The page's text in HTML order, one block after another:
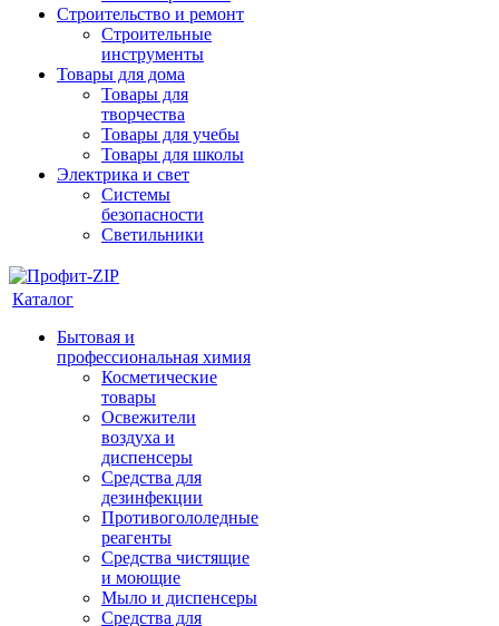
Строительство и ремонт
Строительные
инструменты
Товары для дома
Товары для
творчества
Товары для учебы
Товары для школы
Электрика и свет
Системы
безопасности
Светильники
Каталог
Бытовая и
профессиональная химия
Косметические
товары
Освежители
воздуха и
диспенсеры
Средства для
дезинфекции
Противогололедные
реагенты
Средства чистящие
и моющие
Мыло и диспенсеры
Средства для